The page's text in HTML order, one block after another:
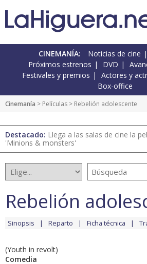
CINEMANÍA: Noticias de cine
Próximos estrenos
DVD
Festivales y premios
Actores y
Box-office
Cinemanía > Películas > Rebelión adolescente
Destacado: Llega a las salas de cine la
'Minions & monsters'
Rebelión
Sinopsis Reparto Ficha técnica
(Youth in revolt)
Comedia